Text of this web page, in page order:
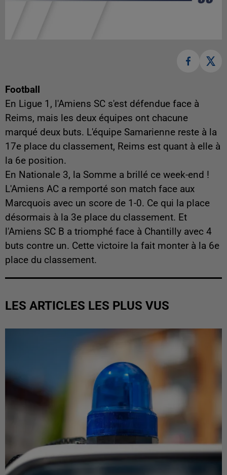
Football
En Ligue 1, l'Amiens SC s'est défendue face à
Reims, mais les deux équipes ont chacune
marqué deux buts. L'équipe Samarienne reste à la
17e place du classement, Reims est quant à elle à
la 6e position.
En Nationale 3, la Somme a brillé ce week-end !
L'Amiens AC a remporté son match face aux
Marcquois avec un score de 1-0. Ce qui la place
désormais à la 3e place du classement. Et
l'Amiens SC B a triomphé face à Chantilly avec 4
buts contre un. Cette victoire la fait monter à la 6e
place du classement.
LES ARTICLES LES PLUS VUS